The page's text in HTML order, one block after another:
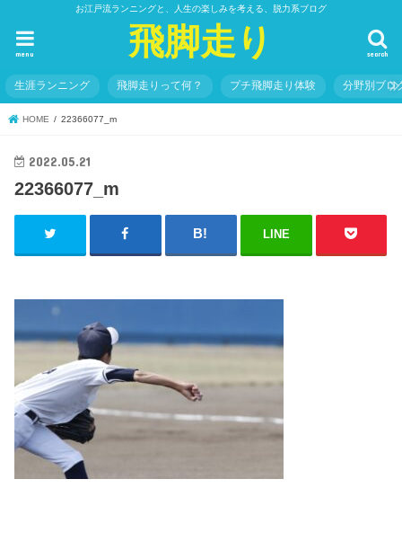
お江戸流ランニングと、人生の楽しみを考える、脱力系ブログ
飛脚走り search
menu
生涯ランニング 飛脚走りって何？ プチ飛脚走り体験 分野別ブロ
HOME 22366077_m
2022.05.21
22366077_m
LINE